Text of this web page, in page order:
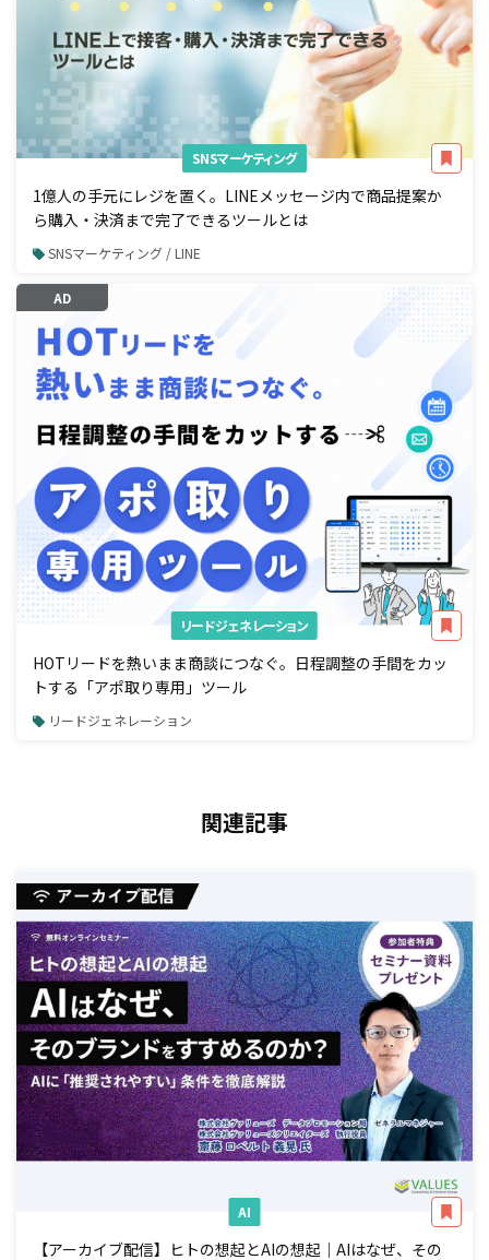
SNSマーケティング
1億人の手元にレジを置く。LINEメッセージ内で商品提案か
ら購入・決済まで完了できるツールとは
SNSマーケティング / LINE
AD
リードジェネレーション
HOTリードを熱いまま商談につなぐ。日程調整の手間をカッ
トする「アポ取り専用」ツール
リードジェネレーション
関連記事
AI
【アーカイブ配信】ヒトの想起とAIの想起｜AIはなぜ、その